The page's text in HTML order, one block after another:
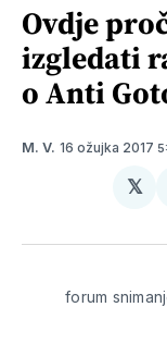
Ovdje
izgledati
o Anti
M. V. 16 ožujka 2017
𝕏
forum